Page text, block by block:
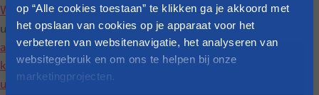
op “Alle cookies toestaan” te klikken ga je akkoord met
het opslaan van cookies op je apparaat voor het
verbeteren van websitenavigatie, het analyseren van
websitegebruik en om ons te helpen bij onze
marketingprojecten.
Wallonië) elke maand stipt
uit.Ben je op dit moment
aangesloten bij een ander
kinderbijslagfonds of
uitbetalingsactor